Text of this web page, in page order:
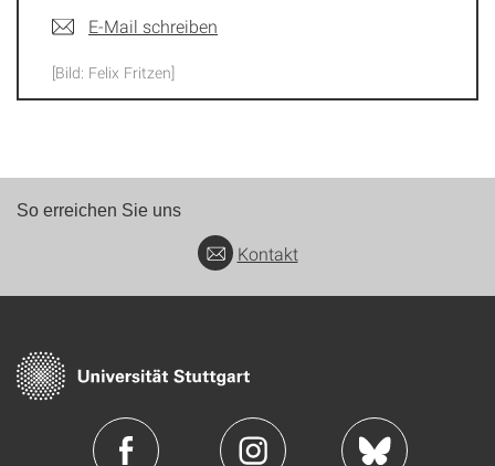
E-Mail schreiben
[Bild: Felix Fritzen]
So erreichen Sie uns
Kontakt